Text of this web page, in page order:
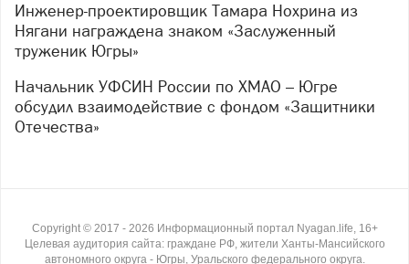
Инженер-проектировщик Тамара Нохрина из
Нягани награждена знаком «Заслуженный
труженик Югры»
Начальник УФСИН России по ХМАО – Югре
обсудил взаимодействие с фондом «Защитники
Отечества»
Copyright © 2017 - 2026 Информационный портал Nyagan.life, 16+
Целевая аудитория сайта: граждане РФ, жители Ханты-Мансийского
автономного округа - Югры, Уральского федерального округа.